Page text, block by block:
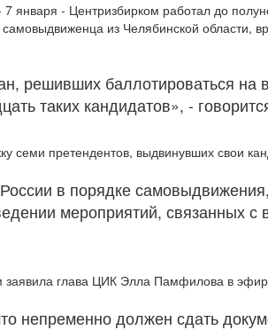
- Центризбирком работал до
из Челябинской области,
решивших баллотироваться на
таких кандидатов», -
семи претендентов, выдвинувших свои
в порядке
мероприятий, связанных
глава ЦИК Элла Памфилова в
непременно должен сдать